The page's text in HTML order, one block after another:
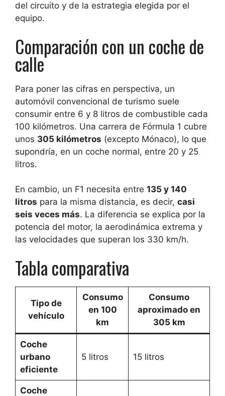
del circuito y de la estrategia elegida por el
equipo.
Comparación con un coche de
calle
Para poner las cifras en perspectiva, un
automóvil convencional de turismo suele
consumir entre 6 y 8 litros de combustible cada
100 kilómetros. Una carrera de Fórmula 1 cubre
unos 305 kilómetros (excepto Mónaco), lo que
supondría, en un coche normal, entre 20 y 25
litros.
En cambio, un F1 necesita entre 135 y 140
litros para la misma distancia, es decir, casi
seis veces más. La diferencia se explica por la
potencia del motor, la aerodinámica extrema y
las velocidades que superan los 330 km/h.
Tabla comparativa
Tipo de
vehículo
Consumo
en 100
km
Consumo
aproximado en
305 km
Coche
urbano
eficiente
5 litros 15 litros
Coche